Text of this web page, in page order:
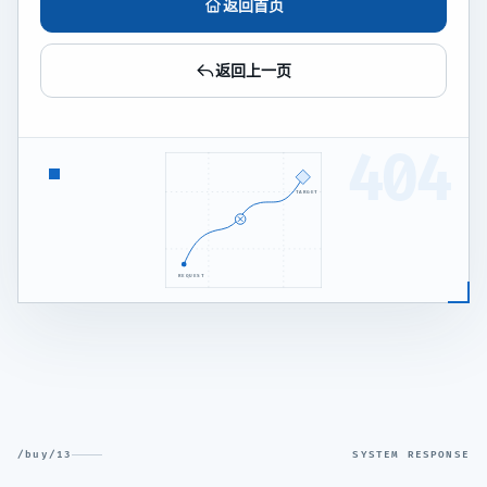
返回首页
返回上一页
REQUEST
TARGET
/buy/13 SYSTEM RESPONSE